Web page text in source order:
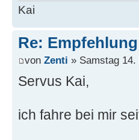
Kai
Re:
von Zenti » Samstag
Servus Kai,
ich fahre bei mir